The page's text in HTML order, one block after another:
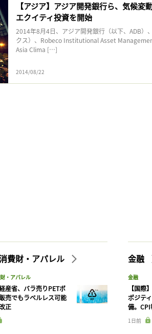
【アジア】アジア開発銀行ら、気候変
エクイティ投資を開始
2014年8月4日、アジア開発銀行（以下、ADB）
クス）、Robeco Institutional Asset
Asia Clima […]
2014/08/22
費財・アパレル
・アパレル
経産省、バラ売りPETボ
売でもラベルレス可能
正
金融
金融
【国際
ポジテ
備。
1日前